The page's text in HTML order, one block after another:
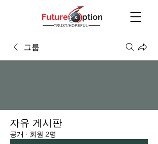
그룹
자유 게시판
공개 · 회원 2명